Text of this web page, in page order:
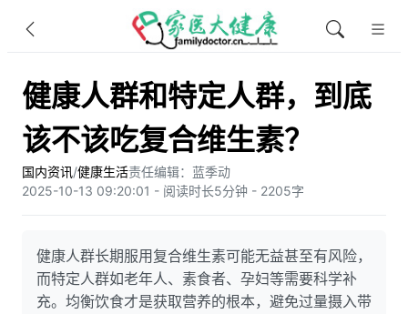
健康人群和特定人群，到底
该不该吃复合维生素？
国内资讯/健康生活责任编辑：蓝季动
2025-10-13 09:20:01 - 阅读时长5分钟 - 2205字
健康人群长期服用复合维生素可能无益甚至有风险，
而特定人群如老年人、素食者、孕妇等需要科学补
充。均衡饮食才是获取营养的根本，避免过量摄入带